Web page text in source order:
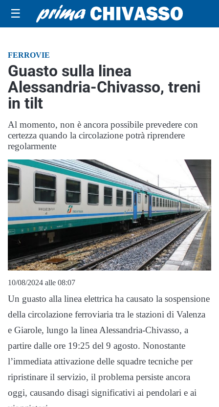
☰
FERROVIE
Guasto sulla linea
Alessandria-Chivasso, treni
in tilt
Al momento, non è ancora possibile prevedere con
certezza quando la circolazione potrà riprendere
regolarmente
10/08/2024 alle 08:07
Un guasto alla linea elettrica ha causato la sospensione
della circolazione ferroviaria tra le stazioni di Valenza
e Giarole, lungo la linea Alessandria-Chivasso, a
partire dalle ore 19:25 del 9 agosto. Nonostante
l’immediata attivazione delle squadre tecniche per
ripristinare il servizio, il problema persiste ancora
oggi, causando disagi significativi ai pendolari e ai